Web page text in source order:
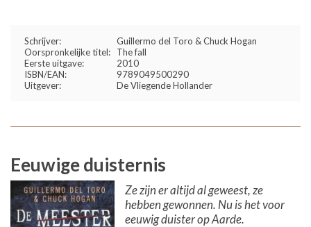
Schrijver:
Guillermo del Toro & Chuck Hogan
Oorspronkelijke titel:
The fall
Eerste uitgave:
2010
ISBN/EAN:
9789049500290
Uitgever:
De Vliegende Hollander
Eeuwige duisternis
Ze zijn er altijd al geweest, ze
hebben gewonnen. Nu is het voor
eeuwig duister op Aarde.